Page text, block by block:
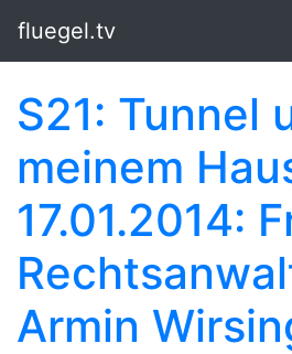
fluegel.tv
S21: Tunnel
meinem
17.01.2014:
Armin